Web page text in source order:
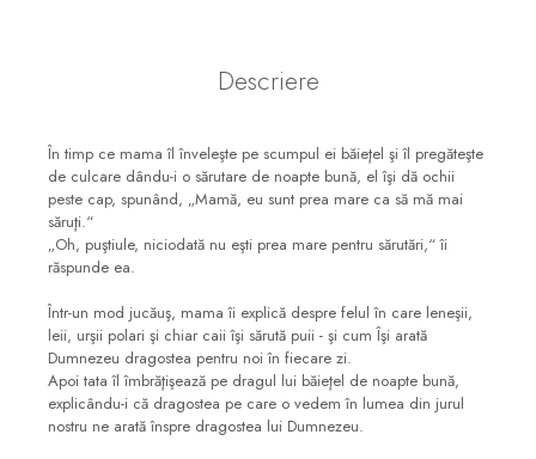
Finanțe
Romane, Nuvele și Povestiri
Biografii
Reviste
Poezii
Descriere
În timp ce mama îl înveleşte pe scumpul ei băieţel şi îl pregăteşte
de culcare dându-i o sărutare de noapte bună, el îşi dă ochii
peste cap, spunând, „Mamă, eu sunt prea mare ca să mă mai
săruţi.“
„Oh, puştiule, niciodată nu eşti prea mare pentru sărutări,“ îi
răspunde ea.
Într-un mod jucăuş, mama îi explică despre felul în care leneşii,
leii, urşii polari şi chiar caii îşi sărută puii - şi cum Îşi arată
Dumnezeu dragostea pentru noi în fiecare zi.
Apoi tata îl îmbrăţişează pe dragul lui băieţel de noapte bună,
explicându-i că dragostea pe care o vedem în lumea din jurul
nostru ne arată înspre dragostea lui Dumnezeu.